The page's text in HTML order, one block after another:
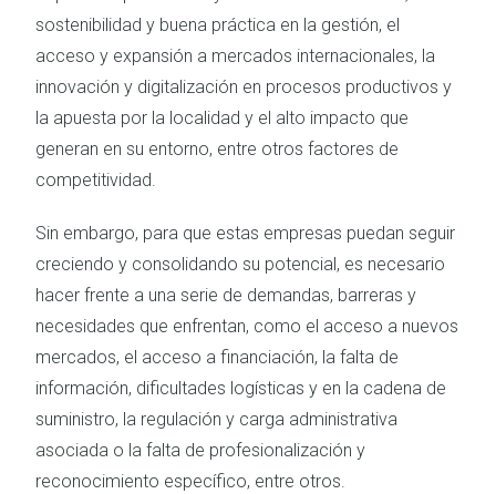
sostenibilidad y buena práctica en la gestión, el
acceso y expansión a mercados internacionales, la
innovación y digitalización en procesos productivos y
la apuesta por la localidad y el alto impacto que
generan en su entorno, entre otros factores de
competitividad.
Sin embargo, para que estas empresas puedan seguir
creciendo y consolidando su potencial, es necesario
hacer frente a una serie de demandas, barreras y
necesidades que enfrentan, como el acceso a nuevos
mercados, el acceso a financiación, la falta de
información, dificultades logísticas y en la cadena de
suministro, la regulación y carga administrativa
asociada o la falta de profesionalización y
reconocimiento específico, entre otros.